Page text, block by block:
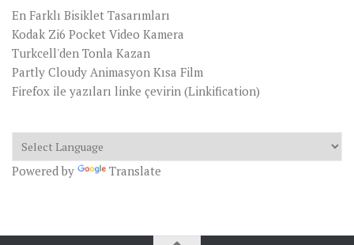
En Farklı Bisiklet Tasarımları
Kodak Zi6 Pocket Video Kamera
Turkcell'den Tonla Kazan
Partly Cloudy Animasyon Kısa Film
Firefox ile yazıları linke çevirin (Linkification)
Powered by Translate